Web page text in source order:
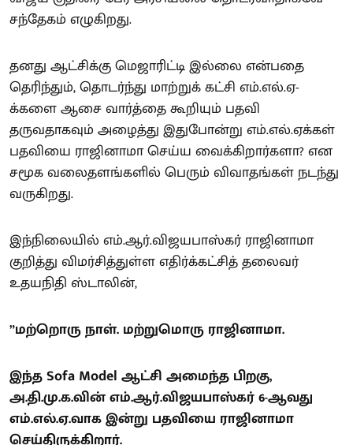
சந்தேகம் எழுகிறது.
தனது ஆட்சிக்கு மெஜாரிட்டி இல்லை என்பதை
தெரிந்தும், தொடர்ந்து மாற்றுக் கட்சி எம்.எல்.ஏ-
க்களை ஆசை வார்த்தை கூறியும் பதவி
தருவதாகவும் அழைத்து இதுபோன்று எம்.எல்.ஏக்கள்
பதவியை ராஜினாமா செய்ய வைக்கிறார்களா? என
சமூக வலைதளங்களில் பெரும் விவாதங்கள் நடந்து
வருகிறது.
இந்நிலையில் எம்.ஆர்.விஜயபாஸ்கர் ராஜினாமா
குறித்து விமர்சித்துள்ள எதிர்க்கட்சித் தலைவர்
உதயநிதி ஸ்டாலின்,
”மற்றொரு நாள். மற்றுமொரு ராஜினாமா.
இந்த Sofa Model ஆட்சி அமைந்த பிறகு,
அ.தி.மு.க.வின் எம்.ஆர்.விஜயபாஸ்கர் 6-ஆவது
எம்.எல்.ஏ.வாக இன்று பதவியை ராஜினாமா
செய்திருக்கிறார்.